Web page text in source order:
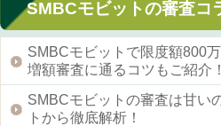
SMBCモビットの審査コ
SMBCモビットで限度額800
増額審査に通るコツもご紹介！
SMBCモビットの審査は甘い
トから徹底解析！